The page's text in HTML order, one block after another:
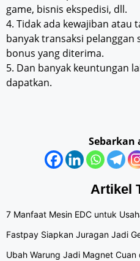
game, bisnis ekspedisi, dll.
4. Tidak ada kewajiban atau
banyak transaksi
bonus yang diterima.
5. Dan banyak keuntungan
dapatkan.
Artikel
7 Manfaat Mesin EDC untuk
Fastpay Siapkan Juragan Jadi
Ubah Warung Jadi Magnet